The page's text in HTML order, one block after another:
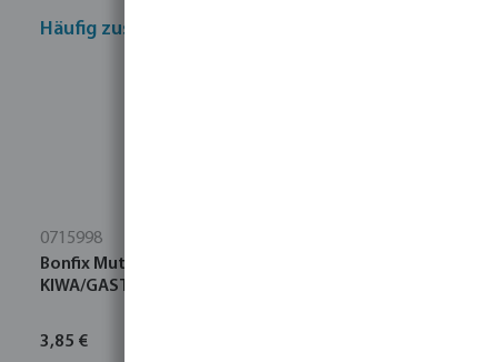
Häufig zusammen gekauft
0715998
Bonfix Mutter Messing 22 mm Innengewinde
KIWA/GASTEC
3,85 €